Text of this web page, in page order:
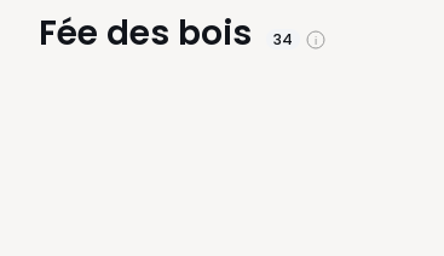
Fée des bois 34